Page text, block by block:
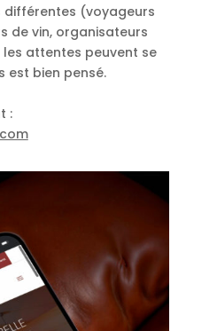
différentes (voyageurs
de vin, organisateurs
les attentes peuvent se
est bien pensé.
: